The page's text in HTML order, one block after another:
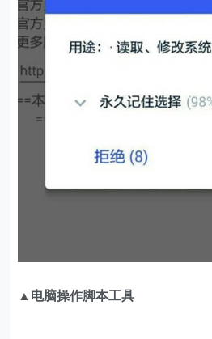
▲电脑操作脚本工具